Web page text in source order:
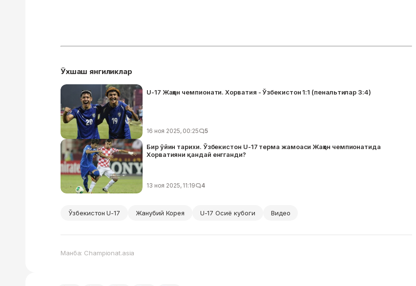
Ўхшаш янгиликлар
U-17 Жаҳон чемпионати. Хорватия - Ўзбекистон 1:1 (пенальтилар 3:4)
16 ноя 2025, 00:25 5
Бир ўйин тарихи. Ўзбекистон U-17 терма жамоаси Жаҳон чемпионатида
Хорватияни қандай енгганди?
13 ноя 2025, 11:19 4
Ўзбекистон U-17 Жанубий Корея U-17 Осиё кубоги Видео
Манба: Championat.asia